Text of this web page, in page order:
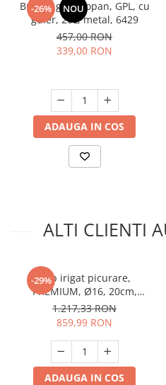
-26% NOU
Butelie gaz propan, GPL, cu
guler, 26L, metal, 6429
457,00 RON
339,00 RON
ADAUGA IN COS
ALTI CLIENTI
-29%
Tub irigat picurare,
PREMIUM, Ø16, 20cm,
grosime 1mm, 4l/h, 400m,
Micul Fermier GF-2126
1.217,33 RON
859,99 RON
ADAUGA IN COS